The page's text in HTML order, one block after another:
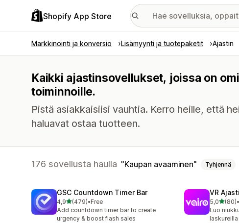
Shopify App Store
Markkinointi ja konversio Lisämyynti ja tuotepaketit Ajastin
Kaikki ajastinsovellukset, joissa on
toiminnoille.
Pistä asiakkaisiisi vauhtia. Kerro heille, että
haluavat ostaa tuotteen.
176 sovellusta haulla Kaupan avaaminen Tyhjennä
GSC Countdown Timer Bar
4,9/ 5 tähteä
(479)
479 arvostelua yhteensä
•Free
Add countdown timer bar to create
urgency & boost flash sales
VR
5,0/ 5(80)
80 •
Luo